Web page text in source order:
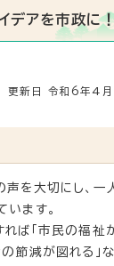
デアを市政に
新日 令和6年4
声を大切にし、一
います。
ば「市民の福祉
節減が図れる」